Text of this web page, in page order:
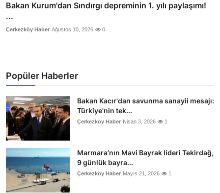
Bakan Kurum'dan Sındırgı depreminin 1. yılı paylaşımı!
...
Çerkezköy Haber Ağustos 10, 2026 0
Popüler Haberler
Bakan Kacır'dan savunma sanayii mesajı:
Türkiye'nin tek...
Çerkezköy Haber Nisan 3, 2026 1
Marmara’nın Mavi Bayrak lideri Tekirdağ,
9 günlük bayra...
Çerkezköy Haber Mayıs 21, 2026 1